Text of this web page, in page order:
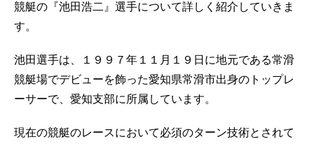
競艇の『池田浩二』選手について詳しく紹介していきま
す。
池田選手は、１９９７年１１月１９日に地元である常滑
競艇場でデビューを飾った愛知県常滑市出身のトップレ
ーサーで、愛知支部に所属しています。
現在の競艇のレースにおいて必須のターン技術とされて